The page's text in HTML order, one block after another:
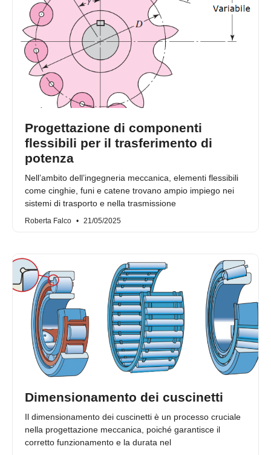
Progettazione di componenti
flessibili per il trasferimento di
potenza
Nell’ambito dell’ingegneria meccanica, elementi flessibili
come cinghie, funi e catene trovano ampio impiego nei
sistemi di trasporto e nella trasmissione
Roberta Falco 21/05/2025
Dimensionamento dei cuscinetti
Il dimensionamento dei cuscinetti è un processo cruciale
nella progettazione meccanica, poiché garantisce il
corretto funzionamento e la durata nel